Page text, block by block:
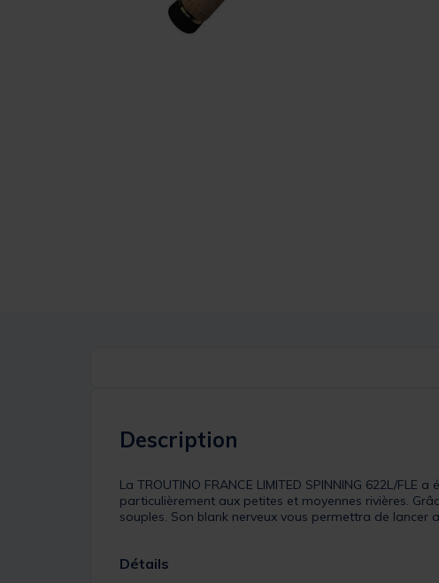
Description
La TROUTINO FRANCE LIMITED SPINNING 622L/
particulièrement aux petites et moyennes rivières.
souples. Son blank nerveux vous permettra de lancer
Détails